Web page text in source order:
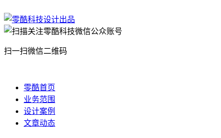
扫一扫微信二维码
零酷首页
业务范围
设计案例
文章动态